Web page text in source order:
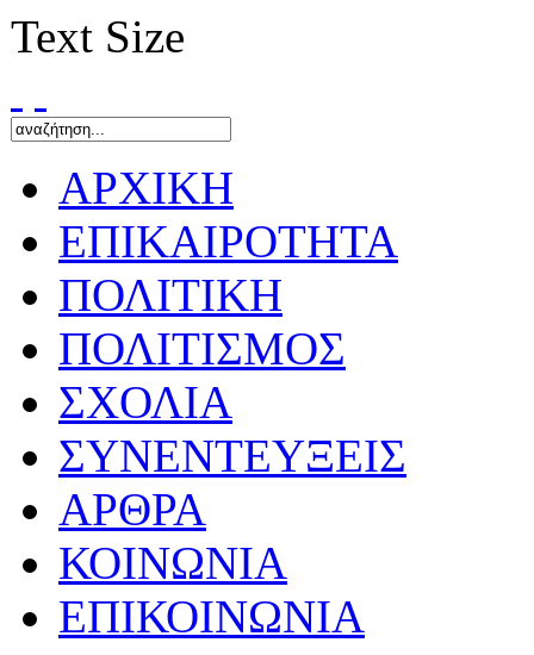
Text Size
ΑΡΧΙΚΗ
ΕΠΙΚΑΙΡΟΤΗΤΑ
ΠΟΛΙΤΙΚΗ
ΠΟΛΙΤΙΣΜΟΣ
ΣΧΟΛΙΑ
ΣΥΝΕΝΤΕΥΞΕΙΣ
ΑΡΘΡΑ
ΚΟΙΝΩΝΙΑ
ΕΠΙΚΟΙΝΩΝΙΑ